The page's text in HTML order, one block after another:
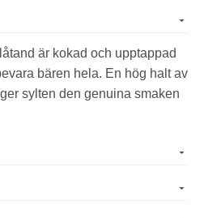
är kokad och upptappad
bären hela. En hög halt av
sylten den genuina smaken